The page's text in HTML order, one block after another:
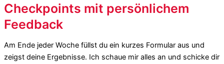
Checkpoints mit persönlichem
Feedback
Am Ende jeder Woche füllst du ein kurzes Formular aus und
zeigst deine Ergebnisse. Ich schaue mir alles an und schicke dir